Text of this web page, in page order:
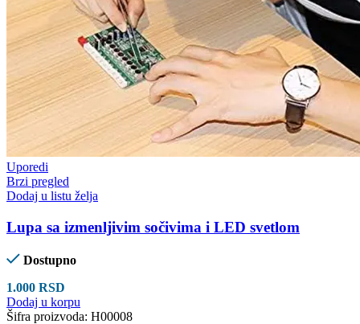
Uporedi
Brzi pregled
Dodaj u listu želja
Lupa sa izmenljivim sočivima i LED svetlom
Dostupno
1.000 RSD
Dodaj u korpu
Šifra proizvoda: H00008